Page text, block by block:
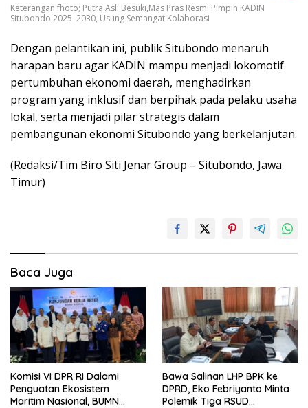
Keterangan fhoto; Putra Asli Besuki,Mas Pras Resmi Pimpin KADIN
Situbondo 2025–2030, Usung Semangat Kolaborasi
Dengan pelantikan ini, publik Situbondo menaruh
harapan baru agar KADIN mampu menjadi lokomotif
pertumbuhan ekonomi daerah, menghadirkan
program yang inklusif dan berpihak pada pelaku usaha
lokal, serta menjadi pilar strategis dalam
pembangunan ekonomi Situbondo yang berkelanjutan.
(Redaksi/Tim Biro Siti Jenar Group – Situbondo, Jawa
Timur)
Baca Juga
Komisi VI DPR RI Dalami
Penguatan Ekosistem
Maritim Nasional, BUMN
Bawa Salinan LHP BPK ke
DPRD, Eko Febriyanto Minta
Polemik Tiga RSUD